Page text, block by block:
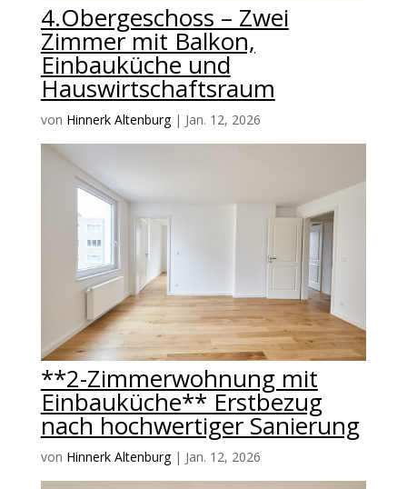
4.Obergeschoss – Zwei
Zimmer mit Balkon,
Einbauküche und
Hauswirtschaftsraum
von Hinnerk Altenburg| Jan. 12, 2026
**2-Zimmerwohnung mit
Einbauküche** Erstbezug
nach hochwertiger Sanierung
von Hinnerk Altenburg| Jan. 12, 2026